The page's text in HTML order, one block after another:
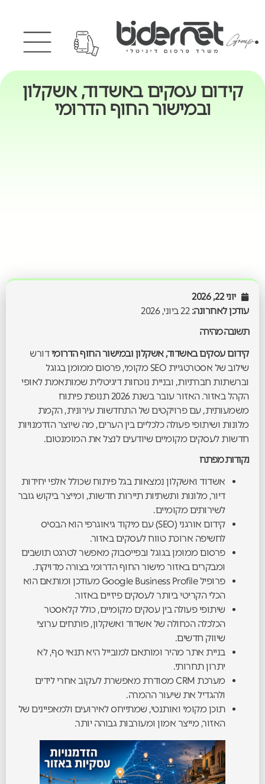
קידום עסקים באשדוד, אשקלון
ובמישור החוף הדרומי
יוני 22, 2026
עודכן לאחרונה: 22 ביוני, 2026
תשובה מהירה
קידום עסקים באשדוד, אשקלון ובמישור החוף הדרומידורש
שילוב של אסטרטגיית SEO מקומי, פרסום ממומן בגוגל
וברשתות חברתיות, ובניית נוכחות דיגיטלית שמותאמת לאופי
הקהל באזור. האזור עובר בשנת 2026 תנופת פיתוח
משמעותית, עם פרויקטים של התחדשות עירונית, הקמת
מלונות ושיתופי פעולה כלכליים בין הערים, מה שיוצר הזדמנויות
חדשות לעסקים מקומיים שיודעים לנצל את המומנטום.
נקודות מפתח
אשדוד ואשקלון נמצאות בגל פיתוח שכולל אלפי יחידות
דיור, מלונות ותשתיות תיירות חדשות, ומייצר ביקוש גובר
לשירותים מקומיים.
קידום אורגני (SEO) עם מיקוד גיאוגרפי הוא הבסיס
לחשיפה ארוכת טווח לעסקים באזור.
פרסום ממומן בגוגל ובפייסבוק מאפשר לטרגט תושבים
ומבקרים באזור מישור החוף הדרומי בצורה מדויקת.
פרופיל Google Business Profile מעודכן ומותאם הוא
הכלי הקריטי ביותר לעסקים פיזיים באזור.
שיתופי פעולה בין עסקים מקומיים, כולל קלאסטר
הכלכלה הכחולה של אשדוד ואשקלון, פותחים ערוצי
שיווק חדשים.
בניית אתר מהיר ומותאם למובייל היא תנאי סף, לא
יתרון תחרותי.
מערכת CRM מסודרת מאפשרת לעקוב אחרי לידים
ולהגדיל את שיעור ההמרה.
תוכן מקומי ואותנטי, שמתייחס לאירועים ולמאפיינים של
האזור, מייצר אמון ומעורבות גבוהה יותר.